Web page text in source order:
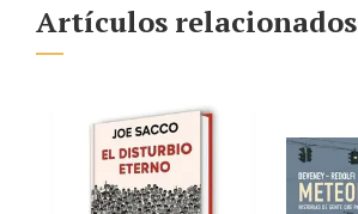
Artículos relacionados